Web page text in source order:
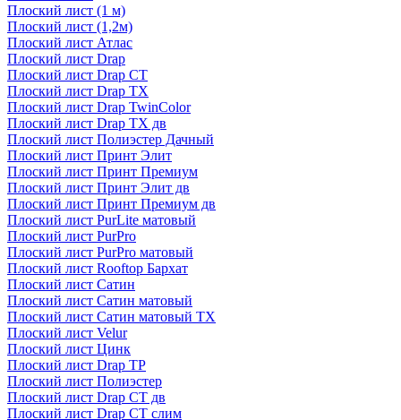
Плоский лист (1 м)
Плоский лист (1,2м)
Плоский лист Атлас
Плоский лист Drap
Плоский лист Drap СТ
Плоский лист Drap TX
Плоский лист Drap TwinColor
Плоский лист Drap ТХ дв
Плоский лист Полиэстер Дачный
Плоский лист Принт Элит
Плоский лист Принт Премиум
Плоский лист Принт Элит дв
Плоский лист Принт Премиум дв
Плоский лист PurLite матовый
Плоский лист PurPro
Плоский лист PurPro матовый
Плоский лист Rooftop Бархат
Плоский лист Сатин
Плоский лист Сатин матовый
Плоский лист Сатин матовый TX
Плоский лист Velur
Плоский лист Цинк
Плоский лист Drap ТР
Плоский лист Полиэстер
Плоский лист Drap СТ дв
Плоский лист Drap СТ слим